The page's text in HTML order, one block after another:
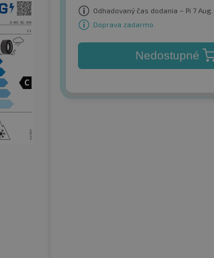
Odhadovaný čas dodania – Pi 7 Aug.
Doprava zadarmo
Nedostupné